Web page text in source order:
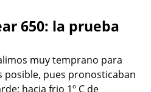
650: la prueba
muy temprano para
posible, pues pronosticaban
hacia frio 1º C de